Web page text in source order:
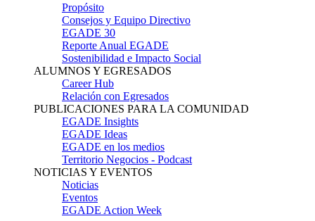
Propósito
Consejos y Equipo Directivo
EGADE 30
Reporte Anual EGADE
Sostenibilidad e Impacto Social
ALUMNOS Y EGRESADOS
Career Hub
Relación con Egresados
PUBLICACIONES PARA LA COMUNIDAD
EGADE Insights
EGADE Ideas
EGADE en los medios
Territorio Negocios - Podcast
NOTICIAS Y EVENTOS
Noticias
Eventos
EGADE Action Week